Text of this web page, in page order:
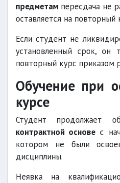
предметам пересдача не
оставляется на повторный
Если студент не
установленный срок, он
повторный курс приказом
Обучение при
курсе
Студент продолжает
контрактной основе с
котором не были
дисциплины.
Неявка на